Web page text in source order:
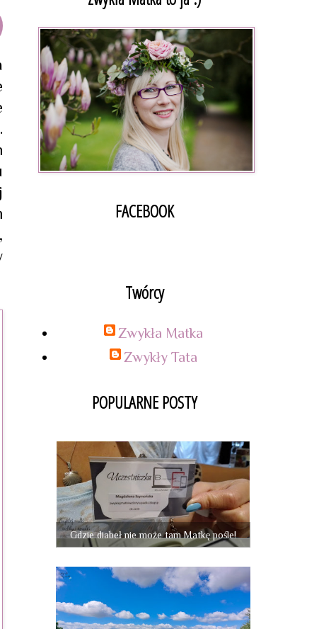
FACEBOOK
Twórcy
Zwykła Matka
Zwykły Tata
POPULARNE POSTY
Gdzie diabeł nie może tam Matkę pośle!